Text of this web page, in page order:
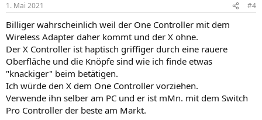
1. Mai 2021 #4
Billiger wahrscheinlich weil der One Controller mit dem
Wireless Adapter daher kommt und der X ohne.
Der X Controller ist haptisch griffiger durch eine rauere
Oberfläche und die Knöpfe sind wie ich finde etwas
"knackiger" beim betätigen.
Ich würde den X dem One Controller vorziehen.
Verwende ihn selber am PC und er ist mMn. mit dem Switch
Pro Controller der beste am Markt.